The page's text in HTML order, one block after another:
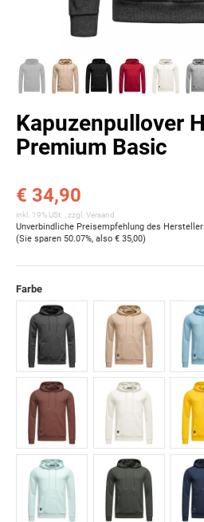
Kapuzenpullover
Premium Basic
€ 34,90
inkl. 19% USt. , zzgl. Versand
Unverbindliche Preisempfehlung des
(Sie sparen 50.07%, also € 35,00)
Farbe
Anthrazit Beige
Braun Creme Gelb